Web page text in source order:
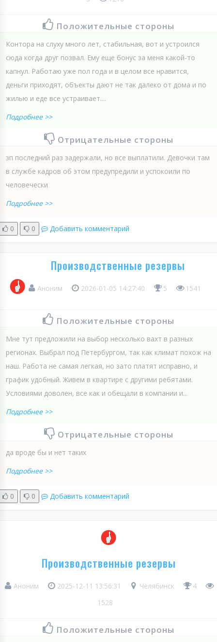
Положительные стороны
Контора на слуху много лет, стабильная, вот и устроился
сюда когда друг позвал. Ему еще бонус за меня какой-то
капнул. Работаю уже пол года и в целом все нравится,
деньги приходят, объекты дают не так далеко от дома и по
жилью и еде все устраивает....
Подробнее >>
Отрицательные стороны
зп последний раз задержали, но все выплатили. Девочки там
в службе кадров об этом предупредили и успокоили по
человечески
Подробнее >>
0 0 Добавить комментарий
Производственные резервы
Аноним 2026-01-05 14:27:40 5 1541
Положительные стороны
Мне тут предложили на выбор несколько вахт в разных
регионах. Выбрал под Петербургом, так как климат похож на
наш. Работа не самая легкая, но зато платят исправно, и
график удобный. Живем в квартире с другими ребятами.
Условиями доволен, все как и обещали в компании и...
Подробнее >>
Отрицательные стороны
да вроде бы и нет таких
Подробнее >>
0 0 Добавить комментарий
Производственные резервы
Аноним 2025-12-11 13:56:31 Челябинск
4
1528
Положительные стороны